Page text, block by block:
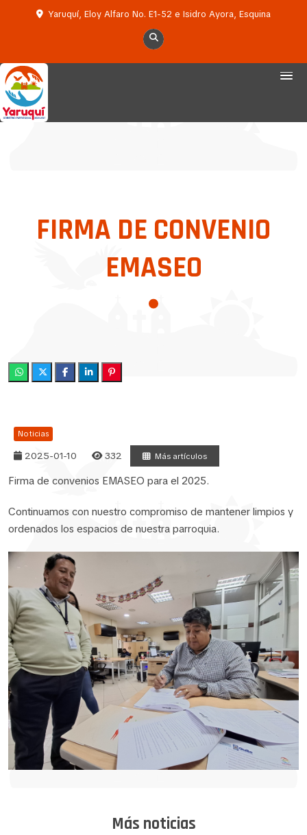
Yaruquí, Eloy Alfaro No. E1-52 e Isidro Ayora, Esquina
FIRMA DE CONVENIO
EMASEO
Noticias
2025-01-10 332 Más artículos
Firma de convenios EMASEO para el 2025.
Continuamos con nuestro compromiso de mantener limpios y
ordenados los espacios de nuestra parroquia.
Más noticias